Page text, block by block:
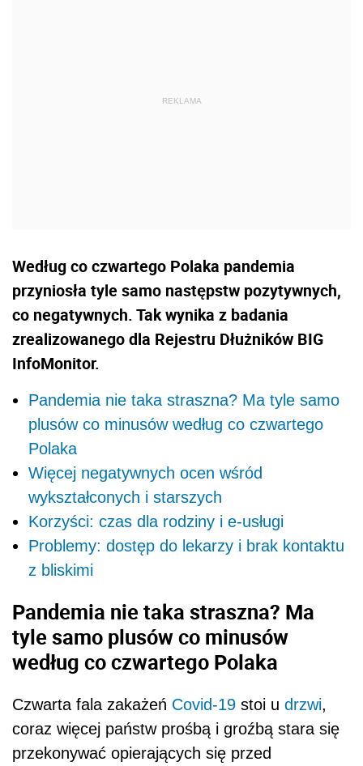
Według co czwartego Polaka pandemia
przyniosła tyle samo następstw pozytywnych,
co negatywnych. Tak wynika z badania
zrealizowanego dla Rejestru Dłużników BIG
InfoMonitor.
Pandemia nie taka straszna? Ma tyle samo
plusów co minusów według co czwartego
Polaka
Więcej negatywnych ocen wśród
wykształconych i starszych
Korzyści: czas dla rodziny i e-usługi
Problemy: dostęp do lekarzy i brak kontaktu
z bliskimi
Pandemia nie taka straszna? Ma
tyle samo plusów co minusów
według co czwartego Polaka
Czwarta fala zakażeń Covid-19 stoi u drzwi,
coraz więcej państw prośbą i groźbą stara się
przekonywać opierających się przed